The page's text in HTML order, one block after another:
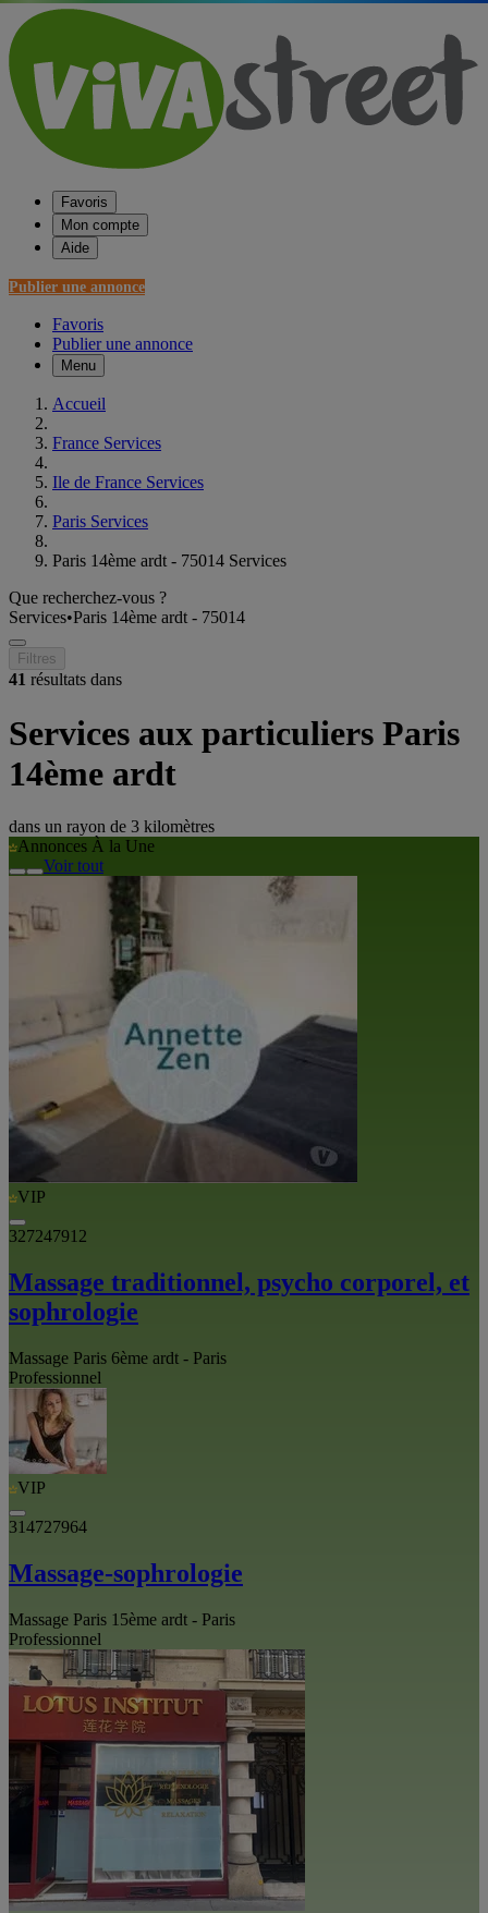
Favoris
Mon compte
Aide
Publier une annonce
Favoris
Publier une annonce
Menu
Accueil
France Services
Ile de France Services
Paris Services
Paris 14ème ardt - 75014 Services
Que recherchez-vous ?
Services•Paris 14ème ardt - 75014
Filtres
41 résultats dans
Services aux particuliers Paris
14ème ardt
dans un rayon de 3 kilomètres
Annonces À la Une
Voir tout
VIP
327247912
Massage traditionnel, psycho corporel, et
sophrologie
Massage Paris 6ème ardt - Paris
Professionnel
VIP
314727964
Massage-sophrologie
Massage Paris 15ème ardt - Paris
Professionnel